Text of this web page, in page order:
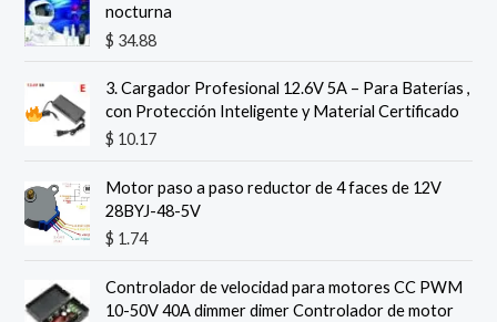
nocturna
$ 34.88
3.Cargador Profesional 12.6V 5A – Para Baterías ,
con Protección Inteligente y Material Certificado
$ 10.17
Motor paso a paso reductor de 4 faces de 12V
28BYJ-48-5V
$ 1.74
Controlador de velocidad para motores CC PWM
10-50V 40A dimmer dimer Controlador de motor